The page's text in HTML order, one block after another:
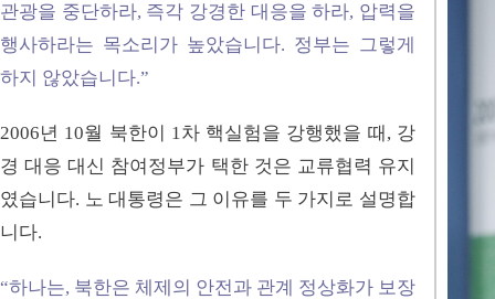
관광을 중단하라, 즉각 강경한 대응을 하라, 압력을
행사하라는 목소리가 높았습니다. 정부는 그렇게
하지 않았습니다.”
2006년 10월 북한이 1차 핵실험을 강행했을 때, 강
경 대응 대신 참여정부가 택한 것은 교류협력 유지
였습니다. 노 대통령은 그 이유를 두 가지로 설명합
니다.
“하나는, 북한은 체제의 안전과 관계 정상화가 보장